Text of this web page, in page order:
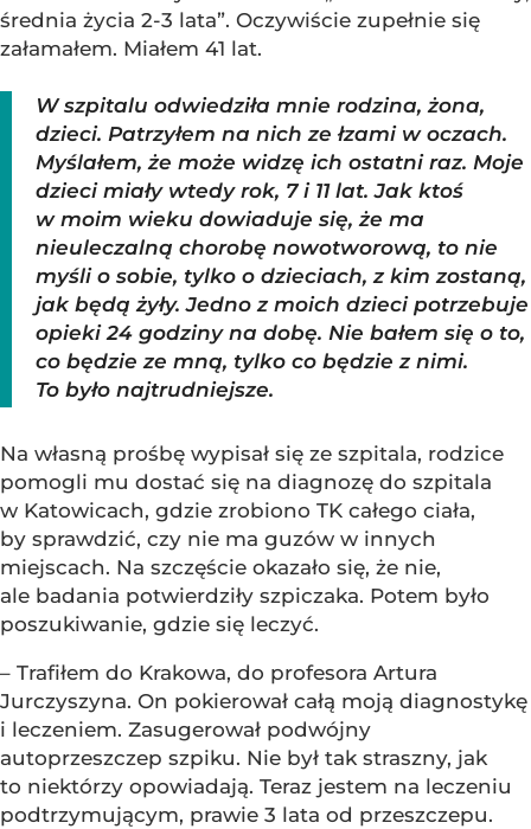
średnia życia 2-3 lata”. Oczywiście zupełnie się
załamałem. Miałem 41 lat.
W szpitalu odwiedziła mnie rodzina, żona,
dzieci. Patrzyłem na nich ze łzami w oczach.
Myślałem, że może widzę ich ostatni raz. Moje
dzieci miały wtedy rok, 7 i 11 lat. Jak ktoś
w moim wieku dowiaduje się, że ma
nieuleczalną chorobę nowotworową, to nie
myśli o sobie, tylko o dzieciach, z kim zostaną,
jak będą żyły. Jedno z moich dzieci potrzebuje
opieki 24 godziny na dobę. Nie bałem się o to,
co będzie ze mną, tylko co będzie z nimi.
To było najtrudniejsze.
Na własną prośbę wypisał się ze szpitala, rodzice
pomogli mu dostać się na diagnozę do szpitala
w Katowicach, gdzie zrobiono TK całego ciała,
by sprawdzić, czy nie ma guzów w innych
miejscach. Na szczęście okazało się, że nie,
ale badania potwierdziły szpiczaka. Potem było
poszukiwanie, gdzie się leczyć.
– Trafiłem do Krakowa, do profesora Artura
Jurczyszyna. On pokierował całą moją diagnostykę
i leczeniem. Zasugerował podwójny
autoprzeszczep szpiku. Nie był tak straszny, jak
to niektórzy opowiadają. Teraz jestem na leczeniu
podtrzymującym, prawie 3 lata od przeszczepu.